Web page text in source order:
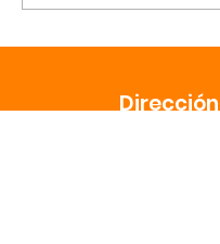
Dirección